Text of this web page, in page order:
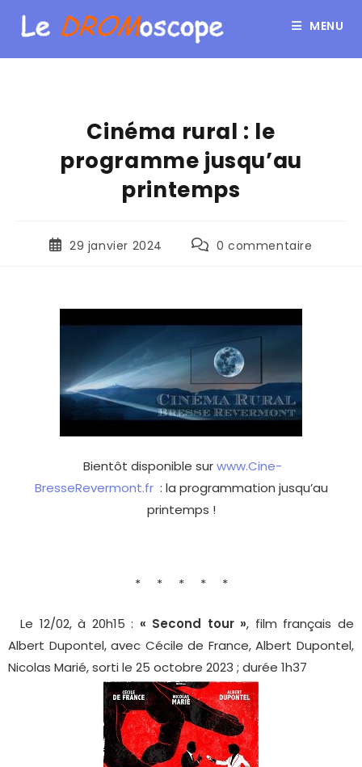
MENU
Cinéma rural : le
programme jusqu’au
printemps
29 janvier 2024 0 commentaire
Bientôt disponible surwww.Cine-
BresseRevermont.fr : la programmation jusqu’au
printemps !
* * * * *
Le 12/02, à 20h15 : « Second tour », film français de
Albert Dupontel, avec Cécile de France, Albert Dupontel,
Nicolas Marié, sorti le 25 octobre 2023 ; durée 1h37